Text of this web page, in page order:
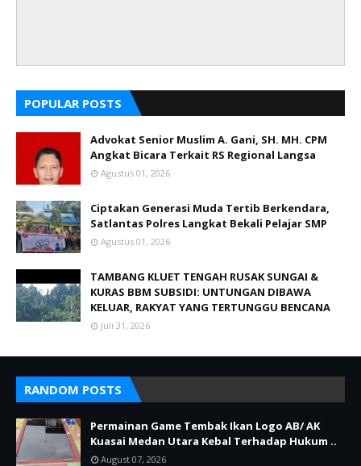
POPULAR POSTS
Advokat Senior Muslim A. Gani, SH. MH. CPM
Angkat Bicara Terkait RS Regional Langsa
Agustus 01, 2026
Ciptakan Generasi Muda Tertib Berkendara,
Satlantas Polres Langkat Bekali Pelajar SMP
Agustus 01, 2026
TAMBANG KLUET TENGAH RUSAK SUNGAI &
KURAS BBM SUBSIDI: UNTUNGAN DIBAWA
KELUAR, RAKYAT YANG TERTUNGGU BENCANA
Juli 31, 2026
RANDOM POSTS
Permainan Game Tembak Ikan Logo AB/ AK
Kuasai Medan Utara Kebal Terhadap Hukum ..
August 07, 2026